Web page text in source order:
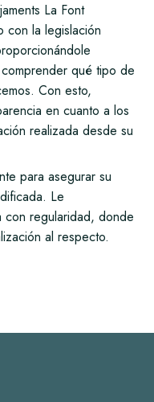
La Font
con la legislación
qué tipo de
Con esto,
en cuanto a los
realizada desde su
para asegurar su
Le
con regularidad, donde
al respecto.